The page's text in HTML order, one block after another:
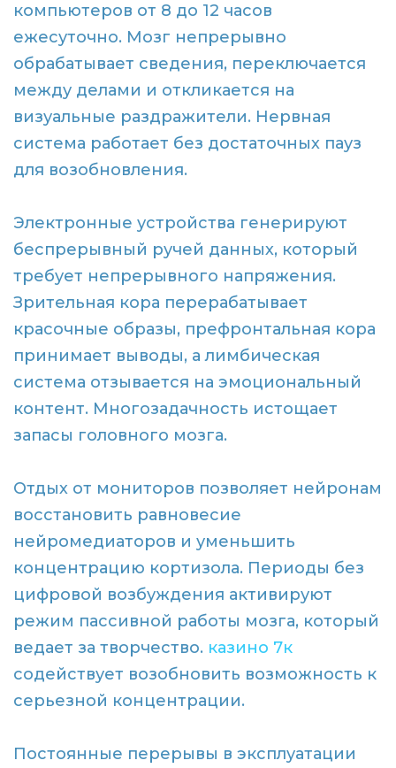
компьютеров от 8 до 12 часов
ежесуточно. Мозг непрерывно
обрабатывает сведения, переключается
между делами и откликается на
визуальные раздражители. Нервная
система работает без достаточных пауз
для возобновления.
Электронные устройства генерируют
беспрерывный ручей данных, который
требует непрерывного напряжения.
Зрительная кора перерабатывает
красочные образы, префронтальная кора
принимает выводы, а лимбическая
система отзывается на эмоциональный
контент. Многозадачность истощает
запасы головного мозга.
Отдых от мониторов позволяет нейронам
восстановить равновесие
нейромедиаторов и уменьшить
концентрацию кортизола. Периоды без
цифровой возбуждения активируют
режим пассивной работы мозга, который
ведает за творчество. казино 7к
содействует возобновить возможность к
серьезной концентрации.
Постоянные перерывы в эксплуатации